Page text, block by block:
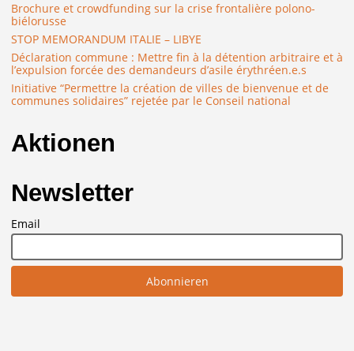
Brochure et crowdfunding sur la crise frontalière polono-
biélorusse
STOP MEMORANDUM ITALIE – LIBYE
Déclaration commune : Mettre fin à la détention arbitraire et à
l’expulsion forcée des demandeurs d’asile érythréen.e.s
Initiative “Permettre la création de villes de bienvenue et de
communes solidaires” rejetée par le Conseil national
Aktionen
Newsletter
Email